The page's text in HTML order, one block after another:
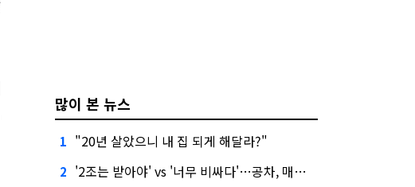
많이 본 뉴스
1 "20년 살았으니 내 집 되게 해달라?"
2 '2조는 받아야' vs '너무 비싸다'…공차, 매각 성공할까